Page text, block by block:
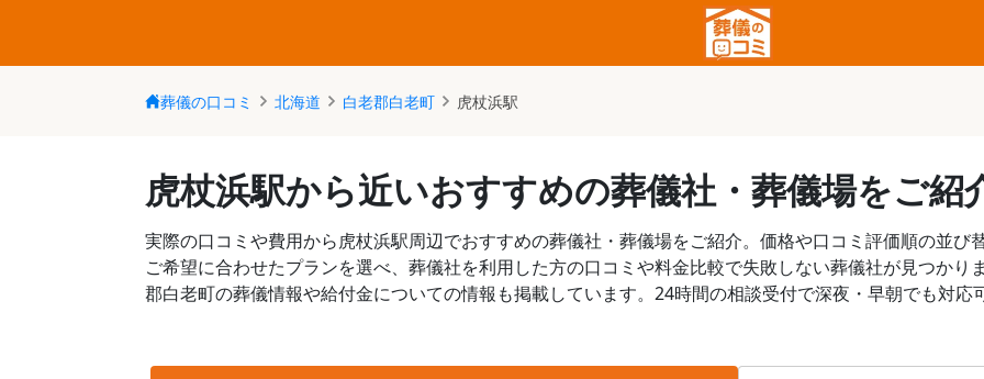
葬儀の口コミ 北海道 白老郡白老町 虎杖浜駅
虎杖浜駅から近いおすすめの葬儀社・葬儀場をご紹
実際の口コミや費用から虎杖浜駅周辺でおすすめの葬儀社・葬儀場をご紹介。価格や口コミ評価順の並び
ご希望に合わせたプランを選べ、葬儀社を利用した方の口コミや料金比較で失敗しない葬儀社が見つかり
郡白老町の葬儀情報や給付金についての情報も掲載しています。24時間の相談受付で深夜・早朝でも対応